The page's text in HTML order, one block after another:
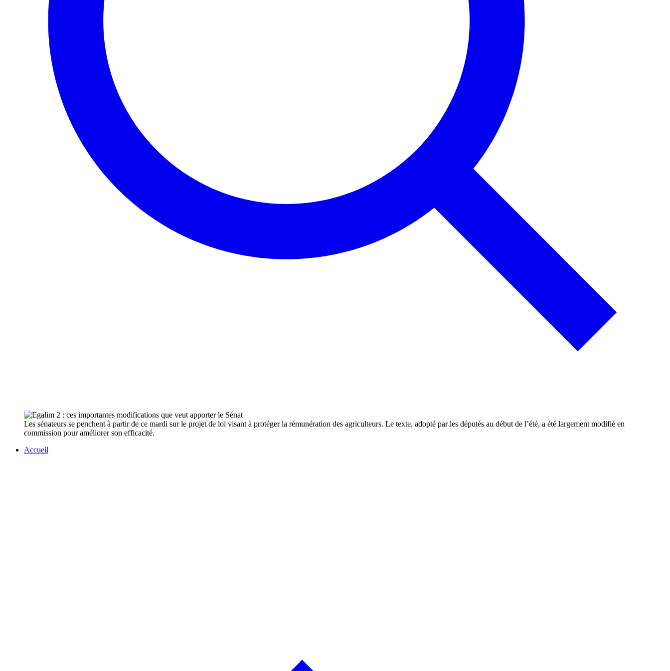
Les sénateurs se penchent à partir de ce mardi sur le projet de loi visant à protéger la rémunération des agriculteurs. Le texte, adopté par les députés au début de l’été, a été largement modifié en
commission pour améliorer son efficacité.
Accueil